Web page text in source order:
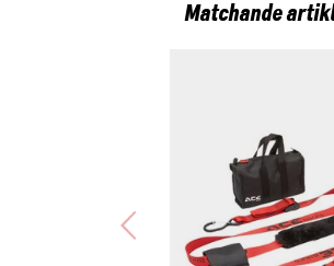
Matchande